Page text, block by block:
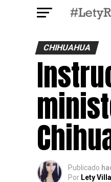
CHIHUAHUA
Publicado
Por Lety